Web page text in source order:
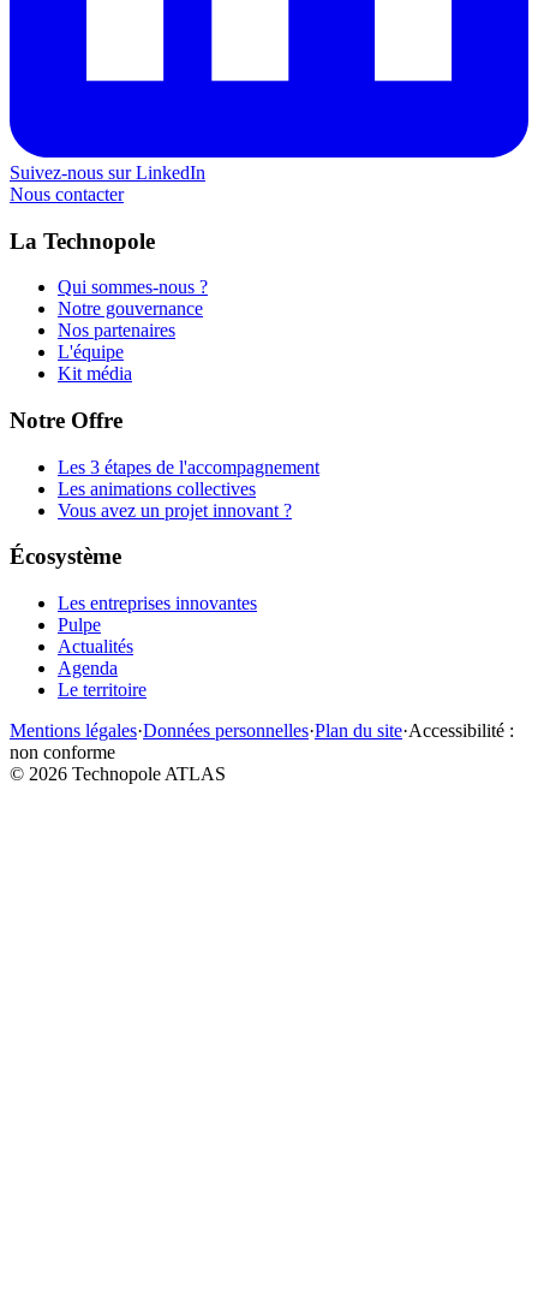
Suivez-nous sur LinkedIn
Nous contacter
La Technopole
Qui sommes-nous ?
Notre gouvernance
Nos partenaires
L'équipe
Kit média
Notre Offre
Les 3 étapes de l'accompagnement
Les animations collectives
Vous avez un projet innovant ?
Écosystème
Les entreprises innovantes
Pulpe
Actualités
Agenda
Le territoire
Mentions légales·Données personnelles·Plan du site·Accessibilité :
non conforme
© 2026 Technopole ATLAS